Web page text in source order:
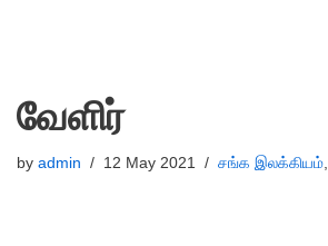
வேளிர்
by admin 12 May 2021 சங்க இலக்கியம்,